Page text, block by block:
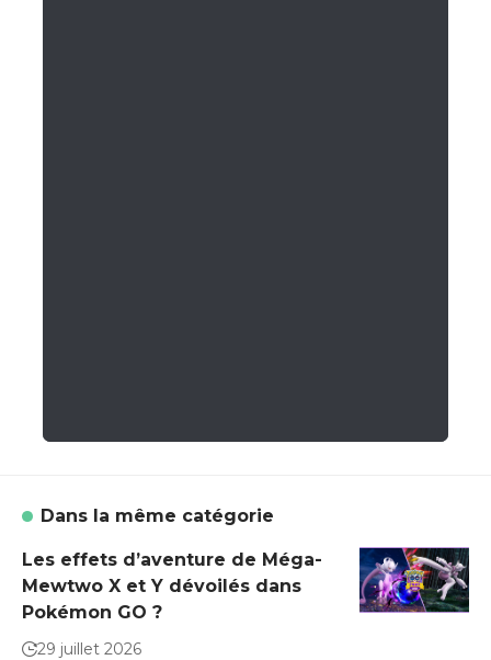
Dans la même catégorie
Les effets d’aventure de Méga-
Mewtwo X et Y dévoilés dans
Pokémon GO ?
29 juillet 2026